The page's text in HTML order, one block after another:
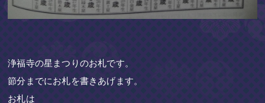
浄福寺の星まつりのお札です。
節分までにお札を書きあげます。
お札は